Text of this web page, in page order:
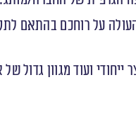
על רוחכם בהתאם